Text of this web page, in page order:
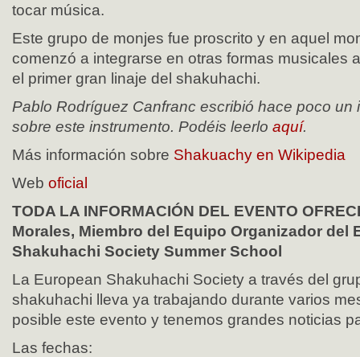
tocar música.
Este grupo de monjes fue proscrito y en aquel
comenzó a integrarse en otras formas musicales
el primer gran linaje del shakuhachi.
Pablo Rodríguez Canfranc escribió hace poco un
sobre este instrumento. Podéis leerlo aquí.
Más información sobre Shakuachy en Wikipedia
Web oficial
TODA LA INFORMACIÓN DEL EVENTO
Morales, Miembro del Equipo Organizador del
Shakuhachi Society Summer School
La European Shakuhachi Society a través del
shakuhachi lleva ya trabajando durante varios
posible este evento y tenemos grandes noticias
Las fechas: